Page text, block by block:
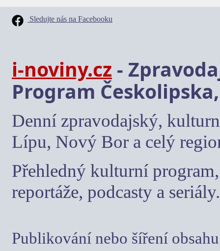
Sledujte nás na Facebooku
i-noviny.cz -
Program
Denní zpravodajský,
Lípu, Nový Bor a celý
Přehledný kulturní
reportáže, podcasty a seriály.
Publikování nebo šíření